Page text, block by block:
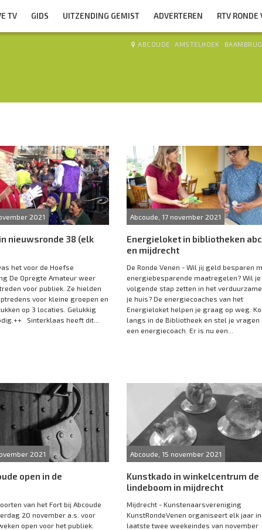
TV GIDS UITZENDING GEMIST ADVERTEREN RTV RONDE
ABCOUDE · AMSTELHOEK ·
2021
nieuwsronde 38 (elk
het voor de Hoefse
De Opregte Amateur weer
voor publiek. Ze hielden
voor kleine groepen en
op 3 locaties. Gelukkig
Sinterklaas heeft dit...
Abcoude, 17 november 2021
Energieloket in bibliotheken
en mijdrecht
De Ronde Venen - Wil jij geld besparen
energiebesparende maatregelen? Wil je
volgende stap zetten in het
je huis? De energiecoaches van het
Energieloket helpen je graag op weg.
langs in de Bibliotheek en stel je vragen
een energiecoach. Er is nu een...
2021
open in de
van het Fort bij Abcoude
20 november a.s. voor
open voor het publiek.
Abcoude, 15 november 2021
Kunstkado in winkelcentrum de
lindeboom in mijdrecht
Mijdrecht - Kunstenaarsvereniging
KunstRondeVenen organiseert elk jaar in
laatste twee weekeindes van november